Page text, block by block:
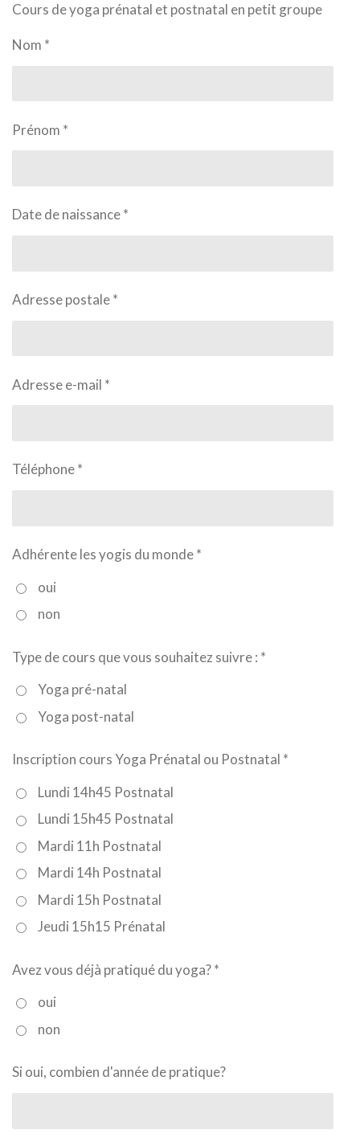
Cours de yoga prénatal et postnatal en petit groupe
Nom *
Prénom *
Date de naissance *
Adresse postale *
Adresse e-mail *
Téléphone *
Adhérente les yogis du monde *
oui
non
Type de cours que vous souhaitez suivre : *
Yoga pré-natal
Yoga post-natal
Inscription cours Yoga Prénatal ou Postnatal *
Lundi 14h45 Postnatal
Lundi 15h45 Postnatal
Mardi 11h Postnatal
Mardi 14h Postnatal
Mardi 15h Postnatal
Jeudi 15h15 Prénatal
Avez vous déjà pratiqué du yoga? *
oui
non
Si oui, combien d'année de pratique?